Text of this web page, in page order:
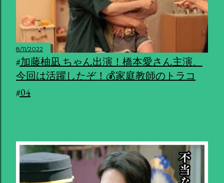
8/11/2022
#加藤柚凪 ちゃん出演！橋本愛さん主演、
今回は活躍したぞ！💰家庭教師のトラコ
#04